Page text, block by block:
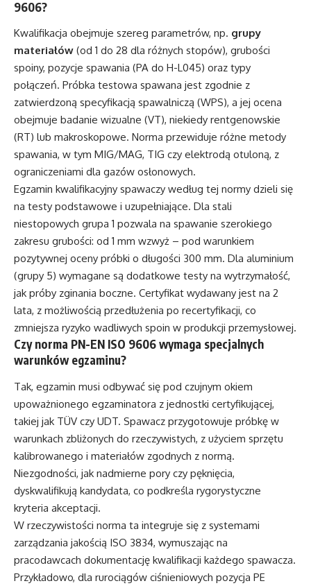
9606?
Kwalifikacja obejmuje szereg parametrów, np. grupy
materiałów (od 1 do 28 dla różnych stopów), grubości
spoiny, pozycje spawania (PA do H-L045) oraz typy
połączeń. Próbka testowa spawana jest zgodnie z
zatwierdzoną specyfikacją spawalniczą (WPS), a jej ocena
obejmuje badanie wizualne (VT), niekiedy rentgenowskie
(RT) lub makroskopowe. Norma przewiduje różne metody
spawania, w tym MIG/MAG, TIG czy elektrodą otuloną, z
ograniczeniami dla gazów osłonowych.
Egzamin kwalifikacyjny spawaczy według tej normy dzieli się
na testy podstawowe i uzupełniające. Dla stali
niestopowych grupa 1 pozwala na spawanie szerokiego
zakresu grubości: od 1 mm wzwyż – pod warunkiem
pozytywnej oceny próbki o długości 300 mm. Dla aluminium
(grupy 5) wymagane są dodatkowe testy na wytrzymałość,
jak próby zginania boczne. Certyfikat wydawany jest na 2
lata, z możliwością przedłużenia po recertyfikacji, co
zmniejsza ryzyko wadliwych spoin w produkcji przemysłowej.
Czy norma PN-EN ISO 9606 wymaga specjalnych
warunków egzaminu?
Tak, egzamin musi odbywać się pod czujnym okiem
upoważnionego egzaminatora z jednostki certyfikującej,
takiej jak TÜV czy UDT. Spawacz przygotowuje próbkę w
warunkach zbliżonych do rzeczywistych, z użyciem sprzętu
kalibrowanego i materiałów zgodnych z normą.
Niezgodności, jak nadmierne pory czy pęknięcia,
dyskwalifikują kandydata, co podkreśla rygorystyczne
kryteria akceptacji.
W rzeczywistości norma ta integruje się z systemami
zarządzania jakością ISO 3834, wymuszając na
pracodawcach dokumentację kwalifikacji każdego spawacza.
Przykładowo, dla rurociągów ciśnieniowych pozycja PE